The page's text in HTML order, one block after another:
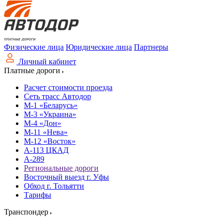
Физические лица Юридические лица Партнеры
Личный кабинет
Платные дороги
Расчет стоимости проезда
Сеть трасс Автодор
М-1 «Беларусь»
М-3 «Украина»
М-4 «Дон»
М-11 «Нева»
М-12 «Восток»
А-113 ЦКАД
А-289
Региональные дороги
Восточный выезд г. Уфы
Обход г. Тольятти
Тарифы
Транспондер